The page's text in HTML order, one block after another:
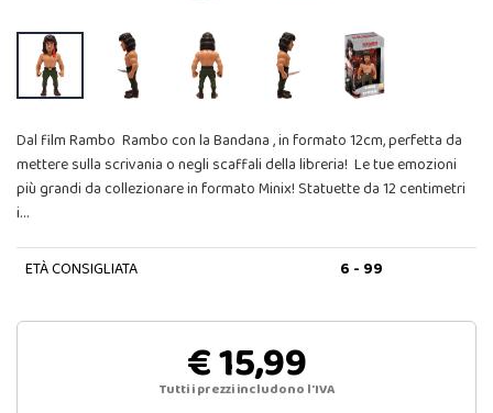
Dal film Rambo Rambo con la Bandana , in formato 12cm, perfetta da
mettere sulla scrivania o negli scaffali della libreria! Le tue emozioni
più grandi da collezionare in formato Minix! Statuette da 12 centimetri
i…
ETÀ CONSIGLIATA 6 - 99
€ 15,99
Tutti i prezzi includono l'IVA